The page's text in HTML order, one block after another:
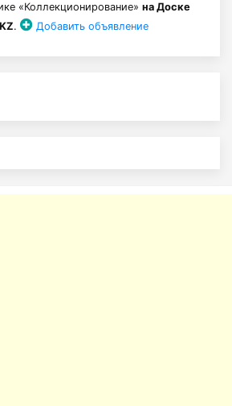
«Коллекционирование» на Доске
. Добавить объявление